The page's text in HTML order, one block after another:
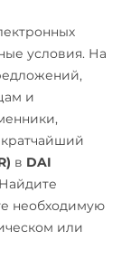
условия. На
и
в DAI
необходимую
или